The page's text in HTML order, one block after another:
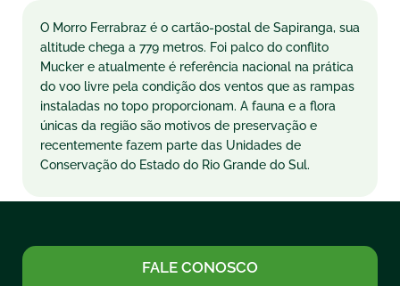
O Morro Ferrabraz é o cartão-postal de Sapiranga, sua
altitude chega a 779 metros. Foi palco do conflito
Mucker e atualmente é referência nacional na prática
do voo livre pela condição dos ventos que as rampas
instaladas no topo proporcionam. A fauna e a flora
únicas da região são motivos de preservação e
recentemente fazem parte das Unidades de
Conservação do Estado do Rio Grande do Sul.
FALE CONOSCO